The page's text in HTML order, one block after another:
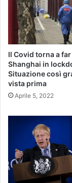
Il Covid torna a
Shanghai in
Situazione così
vista prima
Aprile 5, 2022